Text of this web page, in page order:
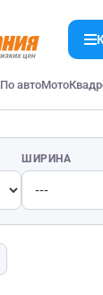
По автоМото
ШИРИНА